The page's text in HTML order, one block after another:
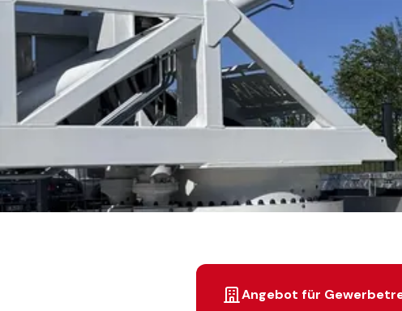
Wir halten dicht.
Angebot für